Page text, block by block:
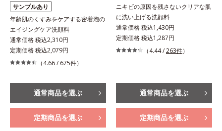
サンプルあり
年齢肌のくすみをケアする密着泡の
エイジングケア洗顔料
通常価格 税込2,310円
定期価格 税込2,079円
（4.66 / 675件）
通常商品を選ぶ
定期商品を選ぶ
ニキビの原因を残さないクリアな肌
に洗い上げる洗顔料
通常価格 税込1,430円
定期価格 税込1,287円
（4.44 /263件）
通常商品を選ぶ
定期商品を選ぶ